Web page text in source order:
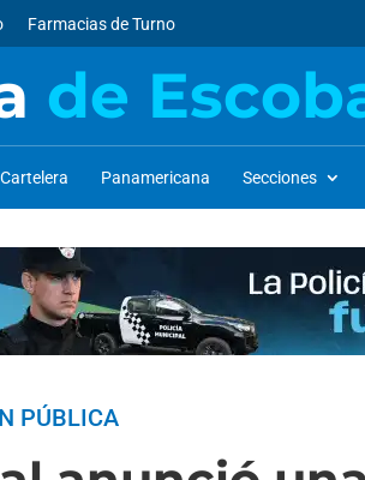
Farmacias de Turno
de
Cartelera Panamericana Secciones
PÚBLICA